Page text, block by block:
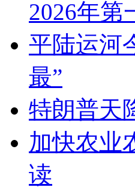
2026年第
平陆运河
最”
特朗普天
加快农业
读